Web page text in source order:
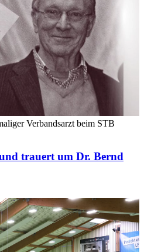
Verbandsarzt beim STB
trauert um Dr. Bernd